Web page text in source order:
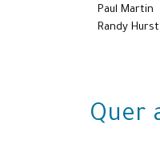
Paul Martin
Randy Hurst
Quer